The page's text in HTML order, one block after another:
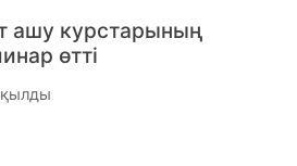
ашу курстарының
өтті